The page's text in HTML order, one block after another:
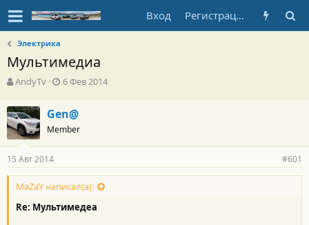
Вход Регистрация
Электрика
Мультимедиа
А
т
о
р
т
е
м
ы
AndyTv
Д
а
н
а
л
а
6 Фев 2014
Gen@
Member
15 Авг 2014 #601
MaZaY написал(а):
Re: Мультимедеа